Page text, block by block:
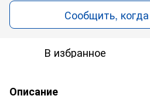
Сообщить,
В избранное
Описание